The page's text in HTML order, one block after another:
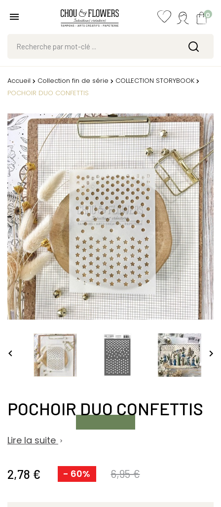
0
Accueil Collection fin de série
COLLECTION STORYBOOK
POCHOIR DUO CONFETTIS
 
POCHOIR DUO CONFETTIS
Lire la suite 
2,78 € - 60% 6,95 €